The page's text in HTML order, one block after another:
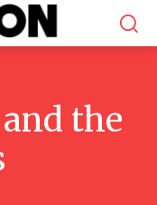
the